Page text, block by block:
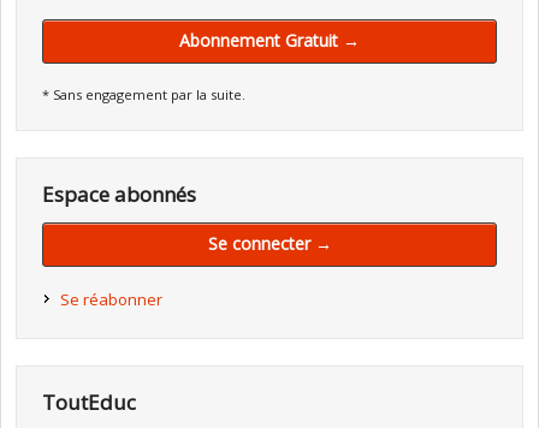
Abonnement Gratuit →
* Sans engagement par la suite.
Espace abonnés
Se connecter →
Se réabonner
ToutEduc